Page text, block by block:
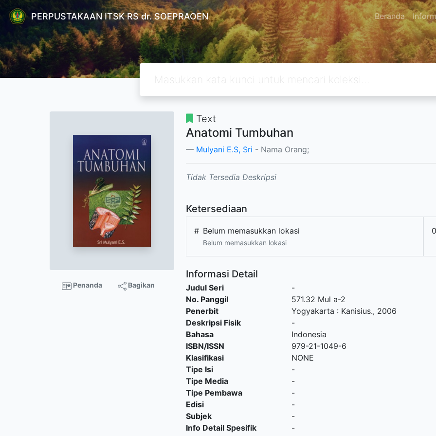
PERPUSTAKAAN ITSK RS dr. SOEPRAOEN Beranda
Penanda Bagikan
Text
Anatomi Tumbuhan
Mulyani E.S, Sri - Nama Orang;
Tidak Tersedia Deskripsi
Ketersediaan
# Belum memasukkan lokasi
Belum memasukkan lokasi
Informasi Detail
Judul Seri
-
No. Panggil
571.32 Mul a-2
Penerbit
Yogyakarta : Kanisius., 2006
Deskripsi Fisik
-
Bahasa
Indonesia
ISBN/ISSN
979-21-1049-6
Klasifikasi
NONE
Tipe Isi
-
Tipe Media
-
Tipe Pembawa
-
Edisi
-
Subjek
-
Info Detail Spesifik
-